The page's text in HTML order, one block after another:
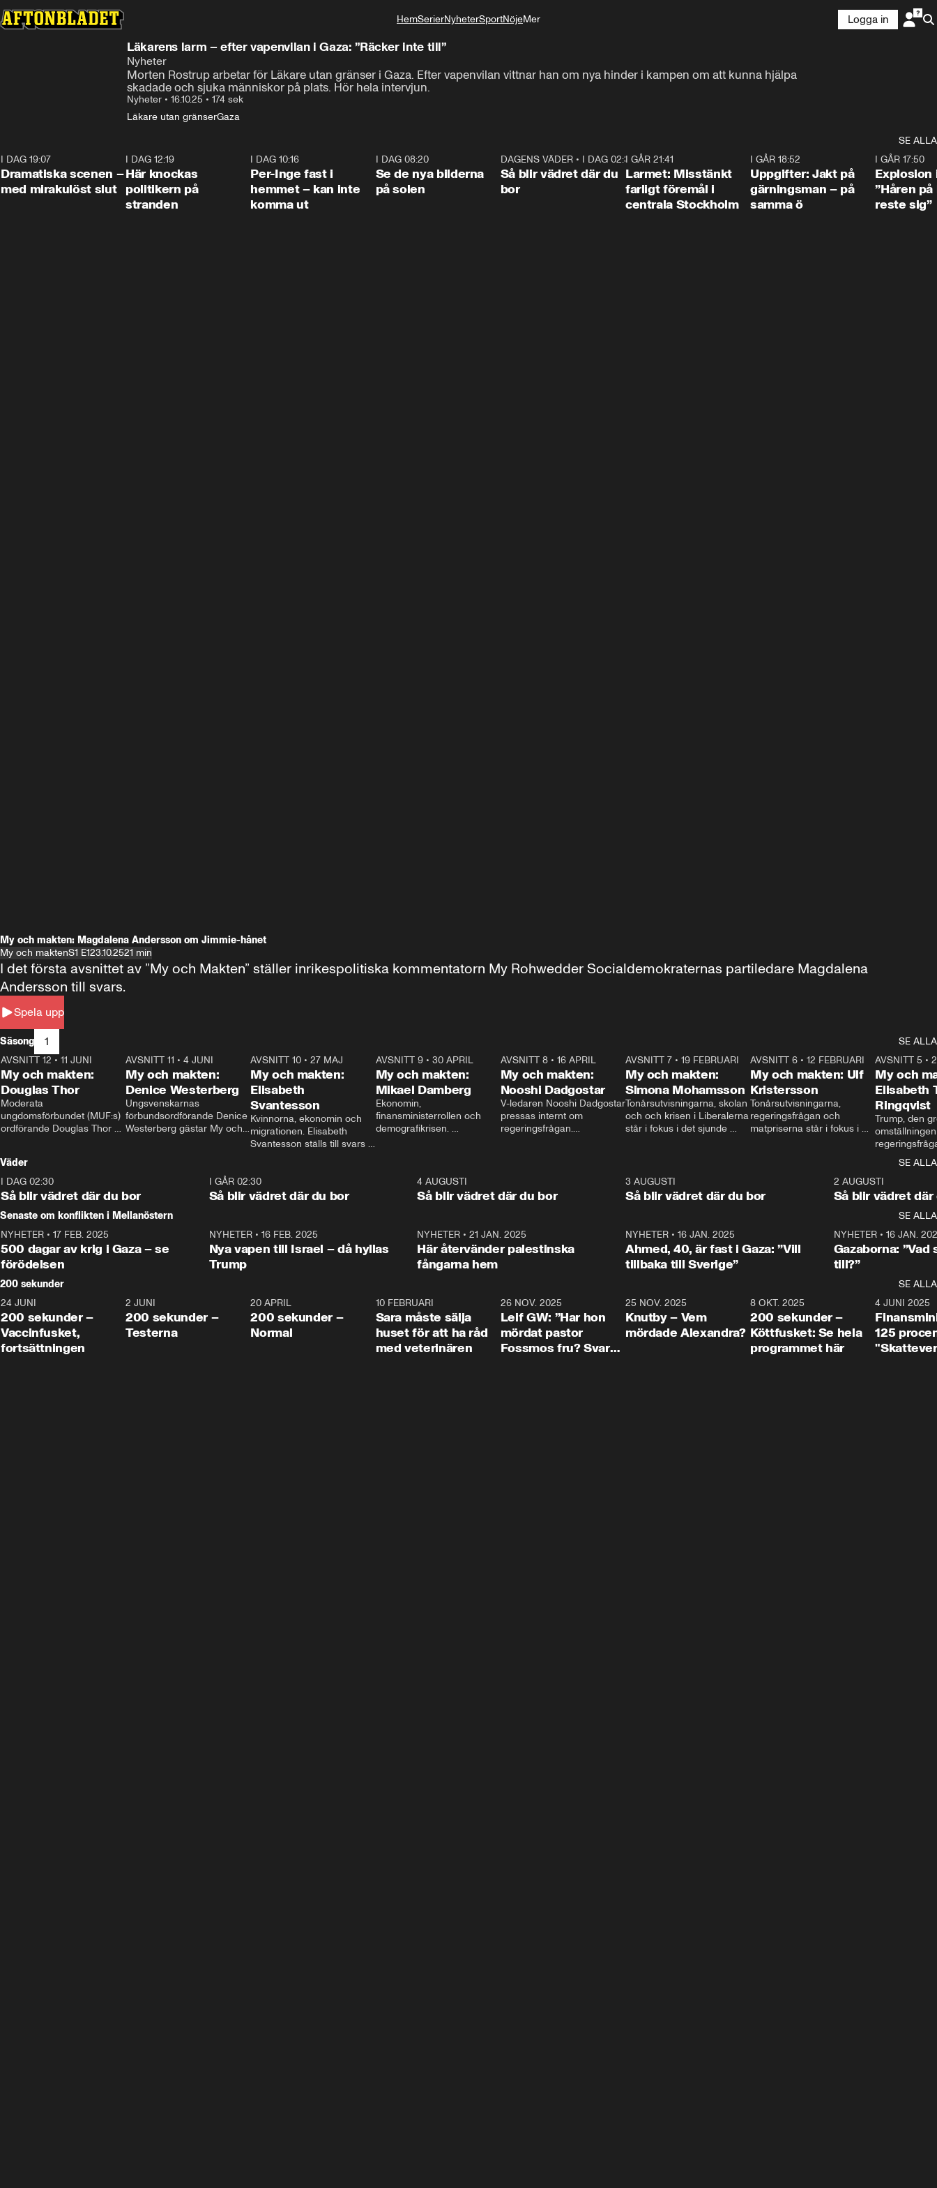
HemSerierNyheterSportNöjeMer
Logga in
Läkarens larm – efter vapenvilan i Gaza: ”Räcker inte till”
Nyheter
Morten Rostrup arbetar för Läkare utan gränser i Gaza. Efter vapenvilan vittnar han om nya hinder i kampen om att kunna hjälpa
skadade och sjuka människor på plats. Hör hela intervjun.
Nyheter • 16.10.25 • 174 sek
Läkare utan gränserGaza
SE ALLA
I DAG 19:07
Dramatiska scenen –
med mirakulöst slut
I DAG 12:19
Här knockas
politikern på
stranden
I DAG 10:16
Per-Inge fast i
hemmet – kan inte
komma ut
I DAG 08:20
Se de nya bilderna
på solen
1:06
DAGENS VÄDER• I DAG 02:30
Så blir vädret där du
bor
I GÅR 21:41
Larmet: Misstänkt
farligt föremål i
centrala Stockholm
I GÅR 18:52
Uppgifter: Jakt på
gärningsman – på
samma ö
I GÅR 17:50
Explosion
”Håren
reste sig”
My och makten: Magdalena Andersson om Jimmie-hånet
My och maktenS1 E123.10.2521 min
Spela upp
I det första avsnittet av ”My och Makten” ställer inrikespolitiska kommentatorn My Rohwedder Socialdemokraternas partiledare Magdalena
Andersson till svars.
Säsong 1
SE ALLA
26:27
AVSNITT 12 • 11 JUNI
My och makten:
Douglas Thor
Moderata
ungdomsförbundet (MUF:s)
ordförande Douglas Thor
tonårsutvisningarna och hur
Moderaterna ska locka
väljare till valet i höst.
23:40
AVSNITT 11 •4 JUNI
My och makten:
Denice Westerberg
Ungsvenskarnas
förbundsordförande Denice
Westerberg gästar My och
AVSNITT 10 •27 MAJ
My och makten:
Elisabeth
Svantesson
Kvinnorna, ekonomin och
migrationen. Elisabeth
Svantesson ställs till svars
AVSNITT 9• 30 APRIL
My och makten:
Mikael Damberg
Ekonomin,
finansministerrollen och
demografikrisen.
och Makten.
AVSNITT 8• 16 APRIL
My och makten:
Nooshi Dadgostar
V-ledaren Nooshi Dadgostar
pressas internt om
regeringsfrågan.
– Vi ställer upp i val. Ska vi
vara med så sitter vi förstås
24:30
AVSNITT 7• 19 FEBRUARI
My och makten:
Simona Mohamsson
Tonårsutvisningarna, skolan
och och krisen i Liberalerna
står i fokus i det sjunde
kommentator My
Rohwedder ställer
utbildnings- och
Mohamsson till svars.
27:30
AVSNITT 6 •12 FEBRUARI
My och makten: Ulf
Kristersson
Tonårsutvisningarna,
regeringsfrågan och
matpriserna står i fokus i
Rohwedder ställer
statsminister Ulf Kristersson
AVSNITT 5 •
My och
Elisabeth
Ringqvist
Trump, den
centrum i
avsnittet av
Makten”. Se
Aftonbladets
Rohwedder
Thand Ring
Väder
SE ALLA
I DAG 02:30
Så blir vädret där du bor
1:06
I GÅR 02:30
Så blir vädret där du bor
4 AUGUSTI
Så blir vädret där du bor
3 AUGUSTI
Så blir vädret där du bor
2 AUGUSTI
Så blir vädret där
Senaste om konflikten i Mellanöstern
SE ALLA
NYHETER • 17 FEB. 2025
500 dagar av krig i Gaza – se
förödelsen
NYHETER• 16 FEB. 2025
Nya vapen till Israel – då hyllas
Trump
NYHETER •21 JAN. 2025
Här återvänder palestinska
fångarna hem
NYHETER• 16 JAN. 2025
Ahmed, 40, är fast i Gaza: ”Vill
tillbaka till Sverige”
NYHETER• 16 JAN.
Gazaborna:
till?”
200 sekunder
SE ALLA
5:00
24 JUNI
200 sekunder –
Vaccinfusket,
fortsättningen
4:23
2 JUNI
200 sekunder –
Testerna
20 APRIL
200 sekunder –
Normal
10 FEBRUARI
Sara måste sälja
huset för att ha råd
med veterinären
26 NOV. 2025
Leif GW: ”Har hon
mördat pastor
Fossmos fru? Svar
31:05
25 NOV. 2025
Knutby – Vem
mördade Alexandra?
4:29
8 OKT. 2025
200 sekunder –
Köttfusket: Se hela
programmet här
4 JUNI 2025
125